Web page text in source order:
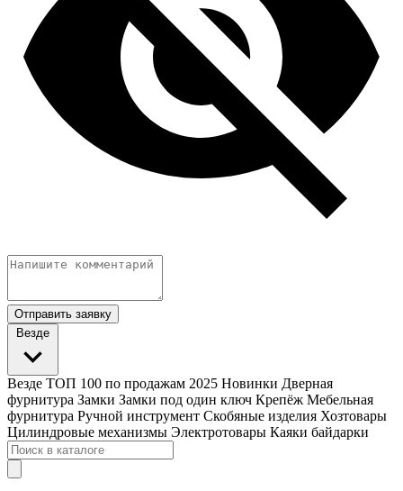
Отправить заявку
Везде
Везде ТОП 100 по продажам 2025 Новинки Дверная
фурнитура Замки Замки под один ключ Крепёж Мебельная
фурнитура Ручной инструмент Скобяные изделия Хозтовары
Цилиндровые механизмы Электротовары Каяки байдарки